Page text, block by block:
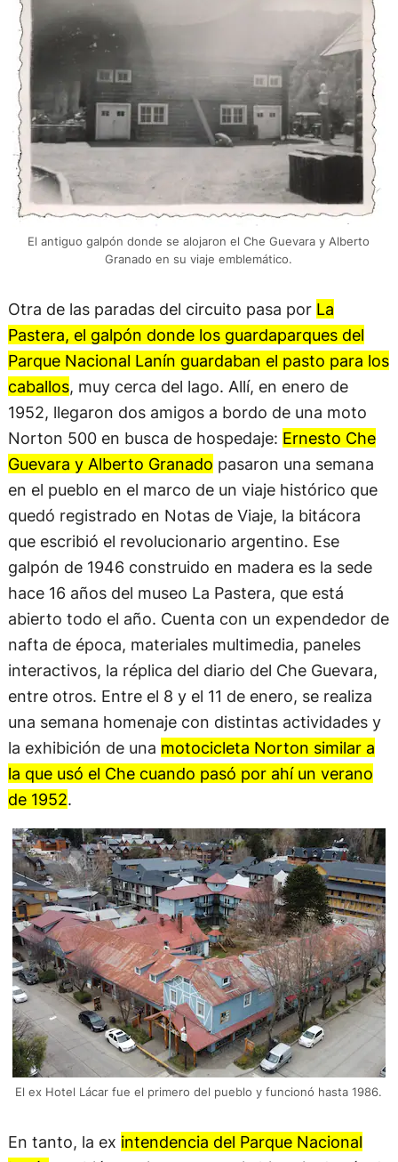
El antiguo galpón donde se alojaron el Che Guevara y Alberto
Granado en su viaje emblemático.
Otra de las paradas del circuito pasa por La
Pastera, el galpón donde los guardaparques del
Parque Nacional Lanín guardaban el pasto para los
caballos, muy cerca del lago. Allí, en enero de
1952, llegaron dos amigos a bordo de una moto
Norton 500 en busca de hospedaje: Ernesto Che
Guevara y Alberto Granado pasaron una semana
en el pueblo en el marco de un viaje histórico que
quedó registrado en Notas de Viaje, la bitácora
que escribió el revolucionario argentino. Ese
galpón de 1946 construido en madera es la sede
hace 16 años del museo La Pastera, que está
abierto todo el año. Cuenta con un expendedor de
nafta de época, materiales multimedia, paneles
interactivos, la réplica del diario del Che Guevara,
entre otros. Entre el 8 y el 11 de enero, se realiza
una semana homenaje con distintas actividades y
la exhibición de una motocicleta Norton similar a
la que usó el Che cuando pasó por ahí un verano
de 1952.
El ex Hotel Lácar fue el primero del pueblo y funcionó hasta 1986.
En tanto, la ex intendencia del Parque Nacional